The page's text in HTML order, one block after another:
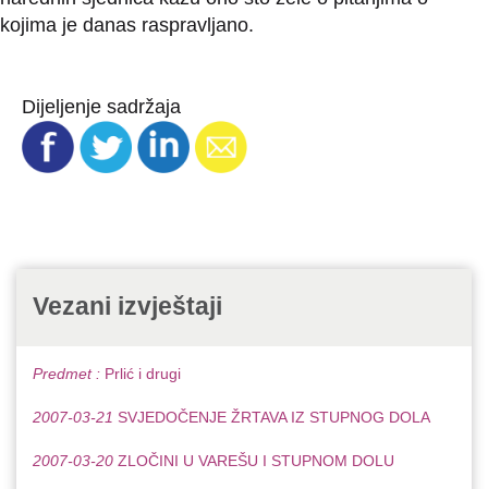
kojima je danas raspravljano.
Dijeljenje sadržaja
Vezani izvještaji
Predmet : Prlić i drugi
2007-03-21 SVJEDOČENJE ŽRTAVA IZ STUPNOG DOLA
2007-03-20 ZLOČINI U VAREŠU I STUPNOM DOLU